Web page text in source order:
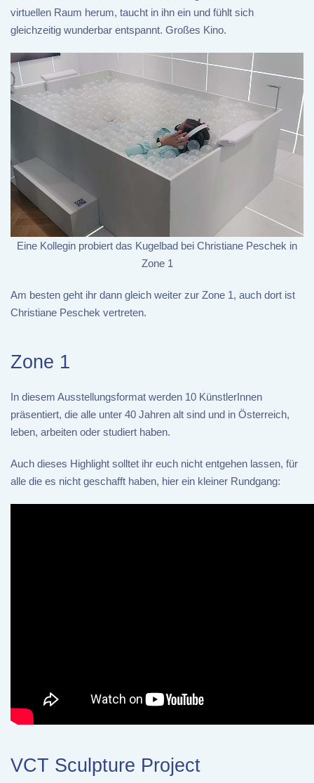
virtuellen Raum herum, taucht in ihn ein und fühlt sich
gleichzeitig wunderbar entspannt. Großes Kino.
Eine Kollegin probiert das Kugelbad bei Christiane Peschek in
Zone 1
Am besten geht ihr dann gleich weiter zur Zone 1, auch dort ist
Christiane Peschek vertreten.
Zone 1
In diesem Ausstellungsformat werden 10 KünstlerInnen
präsentiert, die alle unter 40 Jahren alt sind und in Österreich,
leben, arbeiten oder studiert haben.
Auch dieses Highlight solltet ihr euch nicht entgehen lassen, für
alle die es nicht geschafft haben, hier ein kleiner Rundgang:
VCT Sculpture Project